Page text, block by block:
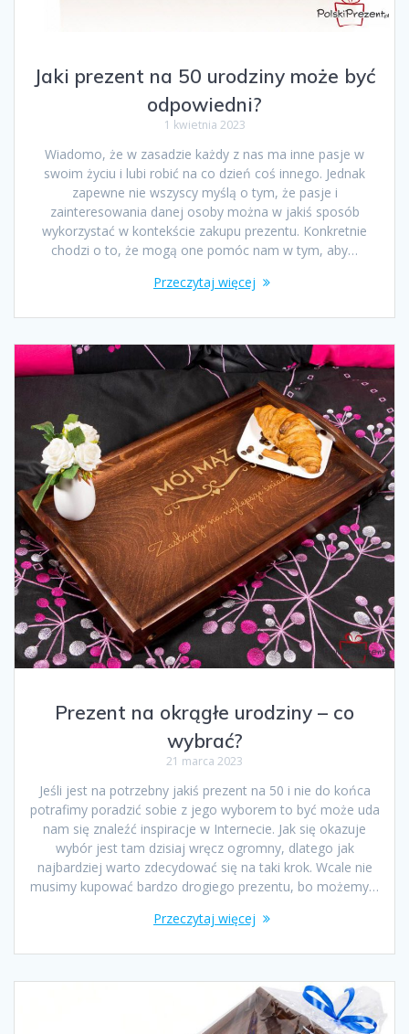
Jaki prezent na 50 urodziny może być
odpowiedni?
1 kwietnia 2023
Wiadomo, że w zasadzie każdy z nas ma inne pasje w
swoim życiu i lubi robić na co dzień coś innego. Jednak
zapewne nie wszyscy myślą o tym, że pasje i
zainteresowania danej osoby można w jakiś sposób
wykorzystać w kontekście zakupu prezentu. Konkretnie
chodzi o to, że mogą one pomóc nam w tym, aby…
Przeczytaj więcej
Prezent na okrągłe urodziny – co
wybrać?
21 marca 2023
Jeśli jest na potrzebny jakiś prezent na 50 i nie do końca
potrafimy poradzić sobie z jego wyborem to być może uda
nam się znaleźć inspiracje w Internecie. Jak się okazuje
wybór jest tam dzisiaj wręcz ogromny, dlatego jak
najbardziej warto zdecydować się na taki krok. Wcale nie
musimy kupować bardzo drogiego prezentu, bo możemy…
Przeczytaj więcej